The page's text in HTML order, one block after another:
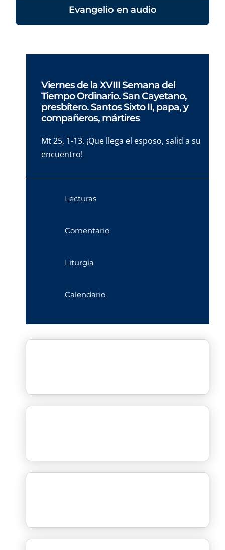
Evangelio en audio
Viernes de la XVIII Semana del
Tiempo Ordinario. San Cayetano,
presbítero. Santos Sixto II, papa, y
compañeros, mártires
Mt 25, 1-13. ¡Que llega el esposo, salid a su
encuentro!
Lecturas
Comentario
Liturgia
Calendario